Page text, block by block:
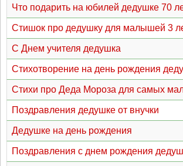
Что подарить на юбилей дедушке 70
Стишок про дедушку для малышей 3
С Днем учителя дедушка
Стихотворение на день рождения
Стихи про Деда Мороза для самых
Поздравления дедушке от внучки
Дедушке на день рождения
Поздравления с днем рождения